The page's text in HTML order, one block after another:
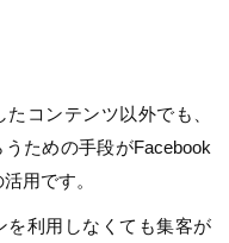
コンテンツ以外でも、
ための手段がFacebook
用です。
を利用しなくても集客が